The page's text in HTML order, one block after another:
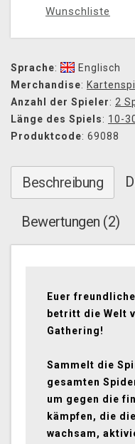
Wunschliste
Sprache:
Englisch
Merchandise:
Anzahl der Spieler: 2
Länge des Spiels: 10-
Produktcode: 69088
Beschreibung
Bewertungen (2)
Euer
betritt die Welt
Gathering!
Sammelt die
gesamten
um gegen die
kämpfen, die
wachsam,